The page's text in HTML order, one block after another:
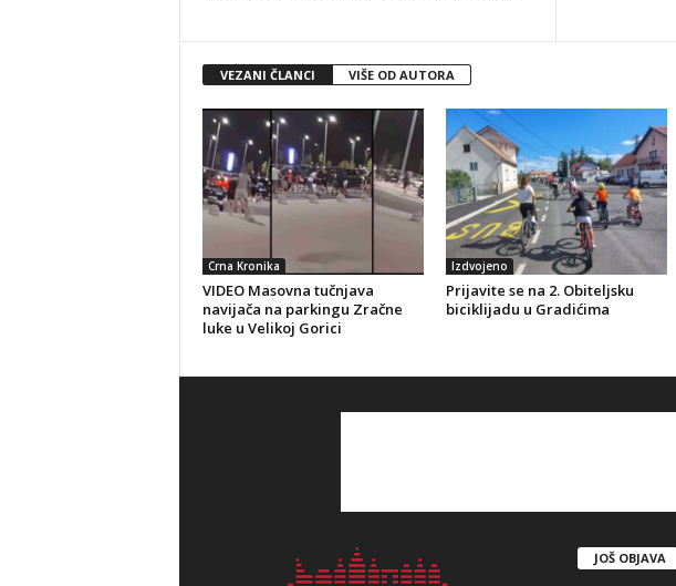
VEZANI ČLANCI VIŠE OD AUTORA
Crna Kronika
VIDEO Masovna tučnjava
navijača na parkingu Zračne
luke u Velikoj Gorici
Izdvojeno
Prijavite se na 2. Obiteljsku
biciklijadu u Gradićima
JOŠ OBJAVA